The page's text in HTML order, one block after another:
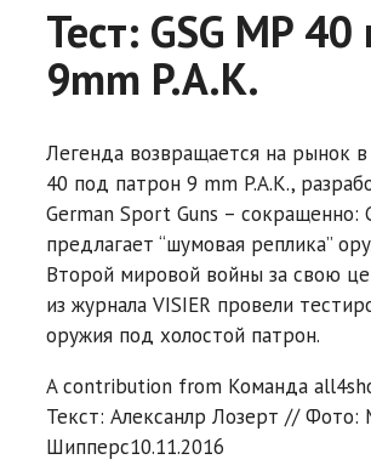
Тест: GSG MP
9mm P.A.K.
Легенда возвращается на рынок
40 под патрон 9 mm P.A.K.,
German Sport Guns – сокращенно:
предлагает “шумовая реплика”
Второй мировой войны за свою
из журнала VISIER провели
оружия под холостой патрон.
A contribution from Команда
Текст: Алексанлр Лозерт // Фото:
Шипперс10.11.2016